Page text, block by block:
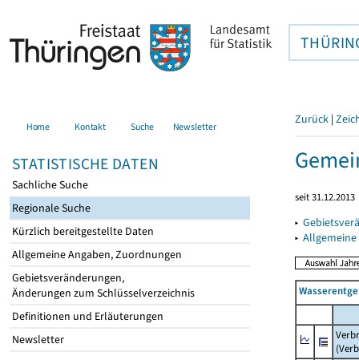
Home Kontakt Suche Newsletter
STATISTISCHE DATEN
Sachliche Suche
Regionale Suche
Kürzlich bereitgestellte Daten
Allgemeine Angaben, Zuordnungen
Gebietsveränderungen,
Änderungen zum Schlüsselverzeichnis
Definitionen und Erläuterungen
Newsletter
Zurück |
seit 31.12.2013
▸
▸